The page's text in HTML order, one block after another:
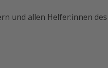
und allen Helfer:innen des